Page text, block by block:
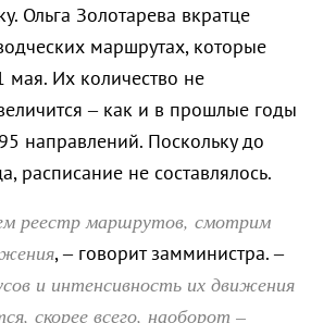
Ольга Золотарева вкратце
маршрутах, которые
мая. Их количество не
– как и в прошлые годы
направлений. Поскольку до
расписание не составлялось.
реестр маршрутов, смотрим
, – говорит замминистра. –
и интенсивность их движения
скорее всего, наоборот –